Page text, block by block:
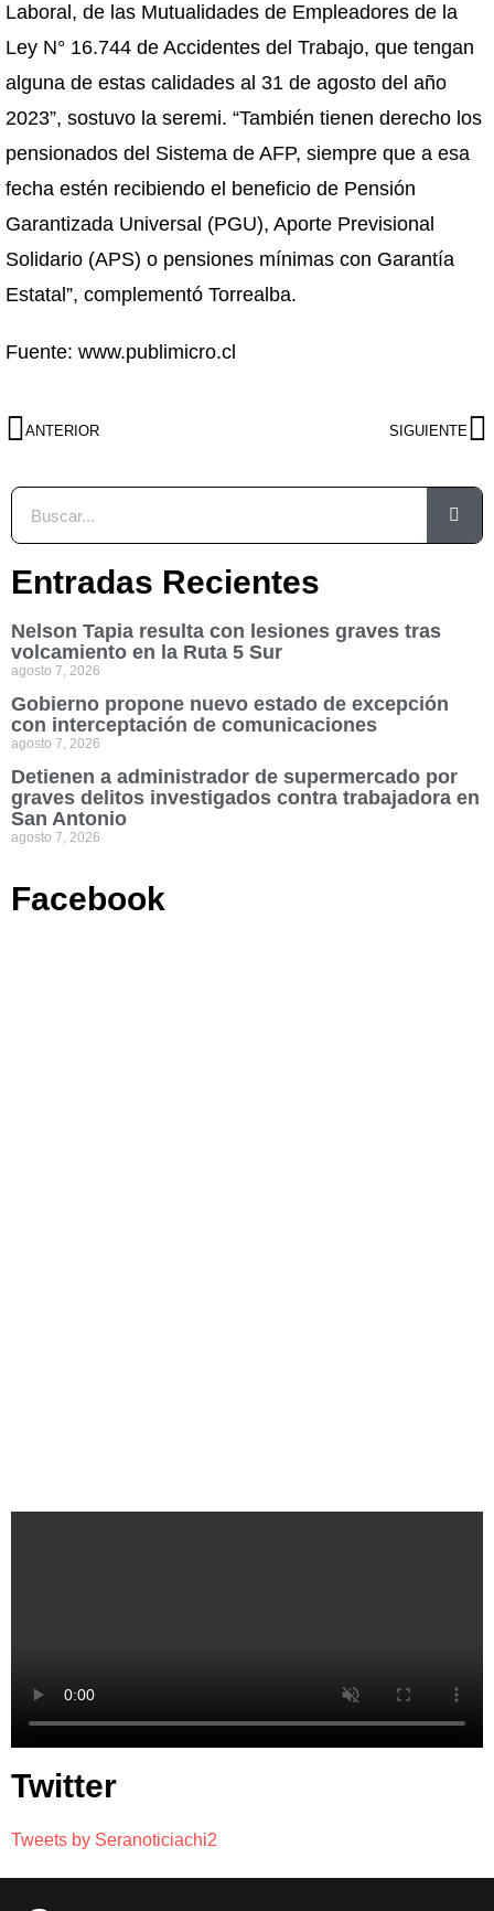
Laboral, de las Mutualidades de Empleadores de la
Ley N° 16.744 de Accidentes del Trabajo, que tengan
alguna de estas calidades al 31 de agosto del año
2023”, sostuvo la seremi. “También tienen derecho los
pensionados del Sistema de AFP, siempre que a esa
fecha estén recibiendo el beneficio de Pensión
Garantizada Universal (PGU), Aporte Previsional
Solidario (APS) o pensiones mínimas con Garantía
Estatal”, complementó Torrealba.
Fuente: www.publimicro.cl
ANTERIOR SIGUIENTE
Entradas Recientes
Nelson Tapia resulta con lesiones graves tras
volcamiento en la Ruta 5 Sur
agosto 7, 2026
Gobierno propone nuevo estado de excepción
con interceptación de comunicaciones
agosto 7, 2026
Detienen a administrador de supermercado por
graves delitos investigados contra trabajadora en
San Antonio
agosto 7, 2026
Facebook
Twitter
Tweets by Seranoticiachi2